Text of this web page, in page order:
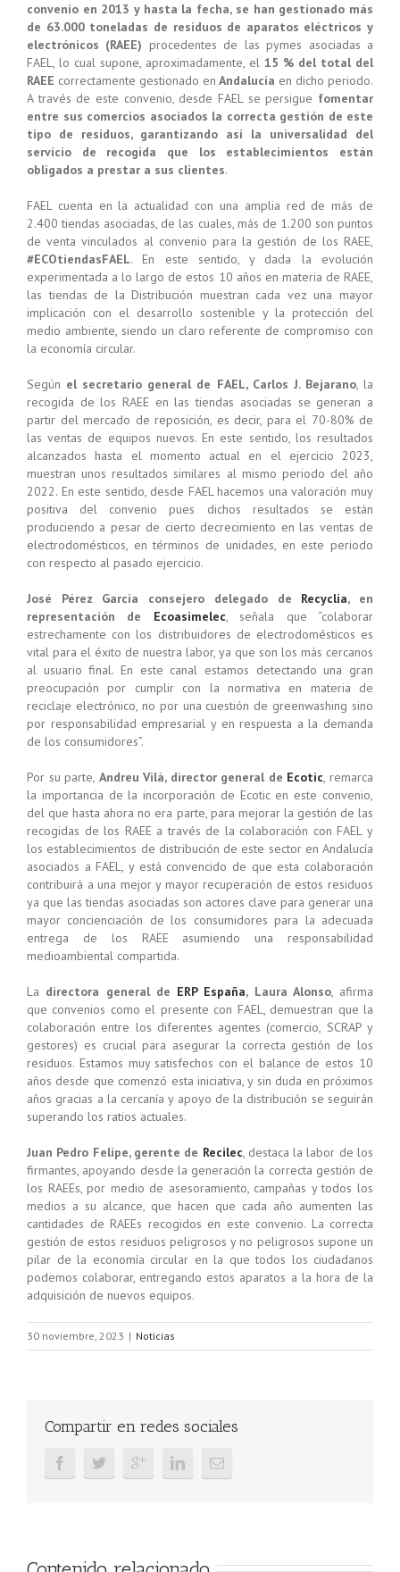
convenio en 2013 y hasta la fecha, se han gestionado más
de 63.000 toneladas de residuos de aparatos eléctricos y
electrónicos (RAEE) procedentes de las pymes asociadas a
FAEL, lo cual supone, aproximadamente, el 15 % del total del
RAEE correctamente gestionado en Andalucía en dicho periodo.
A través de este convenio, desde FAEL se persigue fomentar
entre sus comercios asociados la correcta gestión de este
tipo de residuos, garantizando así la universalidad del
servicio de recogida que los establecimientos están
obligados a prestar a sus clientes.
FAEL cuenta en la actualidad con una amplia red de más de
2.400 tiendas asociadas, de las cuales, más de 1.200 son puntos
de venta vinculados al convenio para la gestión de los RAEE,
#ECOtiendasFAEL. En este sentido, y dada la evolución
experimentada a lo largo de estos 10 años en materia de RAEE,
las tiendas de la Distribución muestran cada vez una mayor
implicación con el desarrollo sostenible y la protección del
medio ambiente, siendo un claro referente de compromiso con
la economía circular.
Según el secretario general de FAEL, Carlos J. Bejarano, la
recogida de los RAEE en las tiendas asociadas se generan a
partir del mercado de reposición, es decir, para el 70-80% de
las ventas de equipos nuevos. En este sentido, los resultados
alcanzados hasta el momento actual en el ejercicio 2023,
muestran unos resultados similares al mismo periodo del año
2022. En este sentido, desde FAEL hacemos una valoración muy
positiva del convenio pues dichos resultados se están
produciendo a pesar de cierto decrecimiento en las ventas de
electrodomésticos, en términos de unidades, en este periodo
con respecto al pasado ejercicio.
José Pérez García consejero delegado de Recyclia, en
representación de Ecoasimelec, señala que “colaborar
estrechamente con los distribuidores de electrodomésticos es
vital para el éxito de nuestra labor, ya que son los más cercanos
al usuario final. En este canal estamos detectando una gran
preocupación por cumplir con la normativa en materia de
reciclaje electrónico, no por una cuestión de greenwashing sino
por responsabilidad empresarial y en respuesta a la demanda
de los consumidores”.
Por su parte, Andreu Vilà, director general de Ecotic, remarca
la importancia de la incorporación de Ecotic en este convenio,
del que hasta ahora no era parte, para mejorar la gestión de las
recogidas de los RAEE a través de la colaboración con FAEL y
los establecimientos de distribución de este sector en Andalucía
asociados a FAEL, y está convencido de que esta colaboración
contribuirá a una mejor y mayor recuperación de estos residuos
ya que las tiendas asociadas son actores clave para generar una
mayor concienciación de los consumidores para la adecuada
entrega de los RAEE asumiendo una responsabilidad
medioambiental compartida.
La directora general de ERP España, Laura Alonso, afirma
que convenios como el presente con FAEL, demuestran que la
colaboración entre los diferentes agentes (comercio, SCRAP y
gestores) es crucial para asegurar la correcta gestión de los
residuos. Estamos muy satisfechos con el balance de estos 10
años desde que comenzó esta iniciativa, y sin duda en próximos
años gracias a la cercanía y apoyo de la distribución se seguirán
superando los ratios actuales.
Juan Pedro Felipe, gerente de Recilec, destaca la labor de los
firmantes, apoyando desde la generación la correcta gestión de
los RAEEs, por medio de asesoramiento, campañas y todos los
medios a su alcance, que hacen que cada año aumenten las
cantidades de RAEEs recogidos en este convenio. La correcta
gestión de estos residuos peligrosos y no peligrosos supone un
pilar de la economía circular en la que todos los ciudadanos
podemos colaborar, entregando estos aparatos a la hora de la
adquisición de nuevos equipos.
30 noviembre, 2023 | Noticias
Compartir en redes sociales